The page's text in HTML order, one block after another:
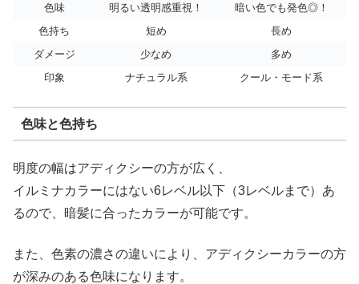
色味
明るい透明感重視！
暗い色でも発色◎！
色持ち
短め
長め
ダメージ
少なめ
多め
印象
ナチュラル系 クール・モード系
色味と色持ち
明度の幅はアディクシーの方が広く、
イルミナカラーにはない6レベル以下（3レベルまで）あ
るので、暗髪に合ったカラーが可能です。
また、色素の濃さの違いにより、アディクシーカラーの方
が深みのある色味になります。